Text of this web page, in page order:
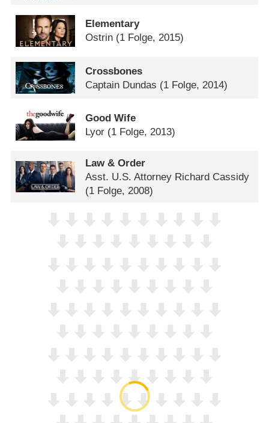
Elementary
Ostrin (1 Folge, 2015)
Crossbones
Captain Dundas (1 Folge, 2014)
Good Wife
Lyor (1 Folge, 2013)
Law & Order
Asst. U.S. Attorney Richard Cassidy
(1 Folge, 2008)